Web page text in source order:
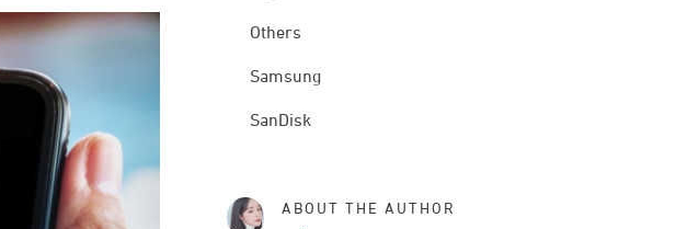
Others
Samsung
SanDisk
ABOUT THE AUTHOR